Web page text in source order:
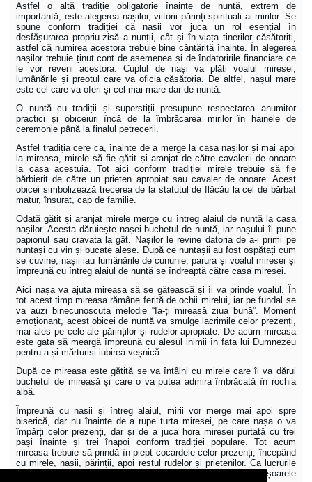
Astfel o altă tradiție obligatorie înainte de nuntă, extrem de
importantă, este alegerea nașilor, viitorii părinți spirituali ai mirilor. Se
spune conform tradiției că nașii vor juca un rol esențial în
desfășurarea propriu-zisă a nunții, cât și în viața tinerilor căsătoriți,
astfel că numirea acestora trebuie bine cântărită înainte. În alegerea
nașilor trebuie ținut cont de asemenea și de îndatoririle financiare ce
le vor reveni acestora. Cuplul de nași va plăti voalul miresei,
lumânările și preotul care va oficia căsătoria. De altfel, nașul mare
este cel care va oferi și cel mai mare dar de nuntă.
O nuntă cu tradiții și superstiții presupune respectarea anumitor
practici și obiceiuri încă de la îmbrăcarea mirilor în hainele de
ceremonie până la finalul petrecerii.
Astfel tradiția cere ca, înainte de a merge la casa nașilor și mai apoi
la mireasa, mirele să fie gătit și aranjat de către cavalerii de onoare
la casa acestuia. Tot aici conform tradiției mirele trebuie să fie
bărbierit de către un prieten apropiat sau cavaler de onoare. Acest
obicei simbolizează trecerea de la statutul de flăcău la cel de bărbat
matur, însurat, cap de familie.
Odată gătit și aranjat mirele merge cu întreg alaiul de nuntă la casa
nașilor. Acesta dăruiește nașei buchetul de nuntă, iar nașului îi pune
papionul sau cravata la gât. Nașilor le revine datoria de a-i primi pe
nuntași cu vin și bucate alese. După ce nuntașii au fost ospătați cum
se cuvine, nașii iau lumânările de cununie, parura și voalul miresei și
împreună cu întreg alaiul de nuntă se îndreaptă către casa miresei.
Aici nașa va ajuta mireasa să se gătească și îi va prinde voalul. În
tot acest timp mireasa rămâne ferită de ochii mirelui, iar pe fundal se
va auzi binecunoscuta melodie “Ia-ți mireasă ziua bună”. Moment
emoționant, acest obicei de nuntă va smulge lacrimile celor prezenți,
mai ales pe cele ale părinților și rudelor apropiate. De acum mireasa
este gata să meargă împreună cu alesul inimii în fața lui Dumnezeu
pentru a-și mărturisi iubirea veșnică.
După ce mireasa este gătită se va întâlni cu mirele care îi va dărui
buchetul de mireasă și care o va putea admira îmbrăcată în rochia
albă.
Împreună cu nașii și întreg alaiul, mirii vor merge mai apoi spre
biserică, dar nu înainte de a rupe turta miresei, pe care nașa o va
împărți celor prezenți, dar și de a juca hora miresei purtată cu trei
pași înainte și trei înapoi conform tradiției populare. Tot acum
mireasa trebuie să prindă în piept cocardele celor prezenți, începând
cu mirele, nașii, părinții, apoi restul rudelor și prietenilor. Ca lucrurile
să meargă mai repede, mireasa este ajutată și de către domnișoarele